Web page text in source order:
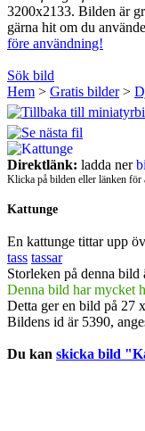
3200x2133. Bilden är
gärna hit om du
före användning!
Sök bild
Hem > Gratis bilder>
Direktlänk: ladda ner
Klicka på bilden eller länken
Kattunge
En kattunge tittar upp
tass tassar
Storleken på denna
Denna bild har mycket
Detta ger en bild på 27
Bildens id är 5390,
Du kan skicka bild